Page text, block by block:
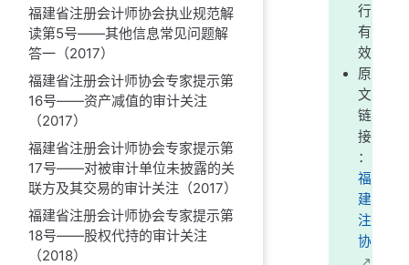
福建省注册会计师协会执业规范解
读第5号——其他信息常见问题解
答一（2017）
福建省注册会计师协会专家提示第
16号——资产减值的审计关注
（2017）
福建省注册会计师协会专家提示第
17号——对被审计单位未披露的关
联方及其交易的审计关注（2017）
福建省注册会计师协会专家提示第
18号——股权代持的审计关注
（2018）
行
有
效
原
文
链
接
：
福
建
注
协